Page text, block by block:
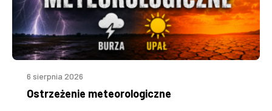
6 sierpnia 2026
Ostrzeżenie meteorologiczne